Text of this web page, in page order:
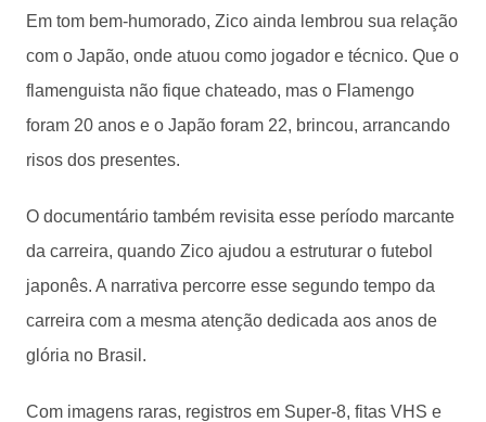
Em tom bem-humorado, Zico ainda lembrou sua relação
com o Japão, onde atuou como jogador e técnico. Que o
flamenguista não fique chateado, mas o Flamengo
foram 20 anos e o Japão foram 22, brincou, arrancando
risos dos presentes.
O documentário também revisita esse período marcante
da carreira, quando Zico ajudou a estruturar o futebol
japonês. A narrativa percorre esse segundo tempo da
carreira com a mesma atenção dedicada aos anos de
glória no Brasil.
Com imagens raras, registros em Super-8, fitas VHS e